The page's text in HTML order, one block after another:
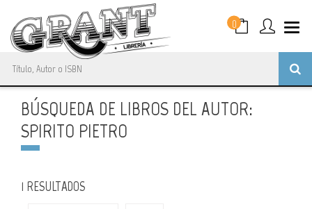
0
BÚSQUEDA DE LIBROS DEL AUTOR:
SPIRITO PIETRO
1 RESULTADOS